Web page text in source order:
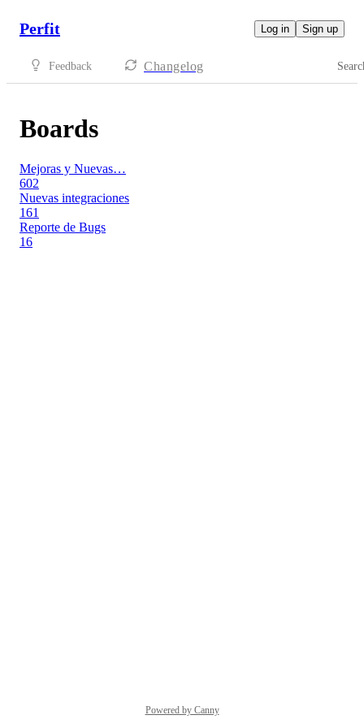
Perfit Log in Sign up
Feedback Changelog
Boards
Mejoras y Nuevas…
602
Nuevas integraciones
161
Reporte de Bugs
16
Powered by Canny